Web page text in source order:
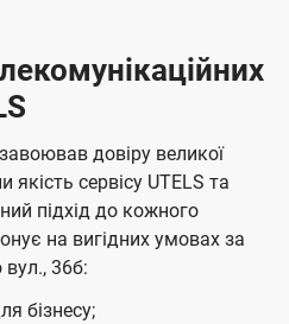
довіру великої
якість сервісу UTELS та
підхід до кожного
на вигідних умовах за
36б:
бізнесу;